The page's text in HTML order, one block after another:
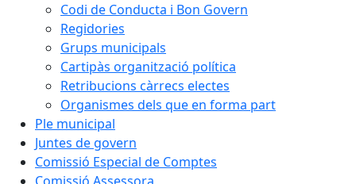
Codi de Conducta i Bon Govern
Regidories
Grups municipals
Cartipàs organització política
Retribucions càrrecs electes
Organismes dels que en forma part
Ple municipal
Juntes de govern
Comissió Especial de Comptes